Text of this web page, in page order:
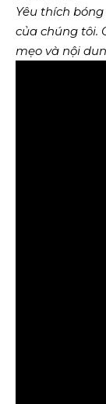
Yêu thích
của chúng tôi.
mẹo và nội